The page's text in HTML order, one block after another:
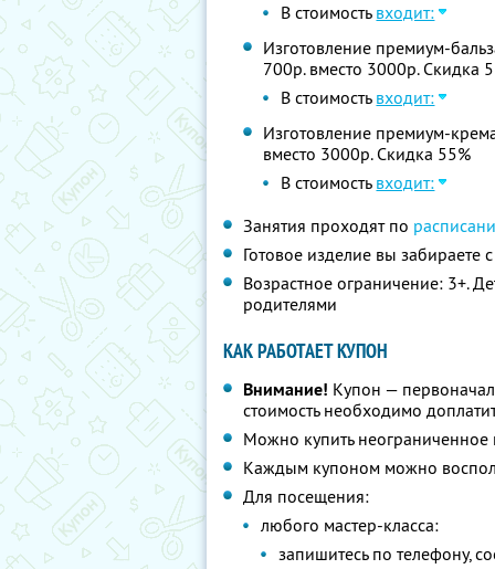
В стоимость входит:
Изготовление премиум-
700р. вместо 3000р. Скидка
В стоимость входит:
Изготовление премиум-
вместо 3000р. Скидка 55%
В стоимость входит:
Занятия проходят по
Готовое изделие вы забираете
Возрастное ограничение: 3+.
родителями
КАК РАБОТАЕТ КУПОН
Внимание! Купон —
стоимость необходимо
Можно купить неограниченное
Каждым купоном можно
Для посещения:
любого мастер-класса:
запишитесь по телефону,